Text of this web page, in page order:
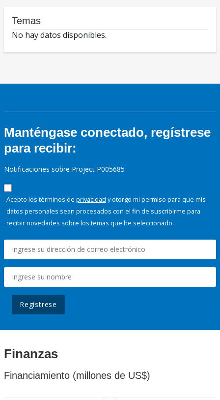
Temas
No hay datos disponibles.
Manténgase conectado, regístrese
para recibir:
Notificaciones sobre Project P005685
Acepto los términos de privacidad y otorgo mi permiso para que mis
datos personales sean procesados con el fin de suscribirme para
recibir novedades sobre los temas que he seleccionado.
Regístrese
Finanzas
Financiamiento (millones de US$)